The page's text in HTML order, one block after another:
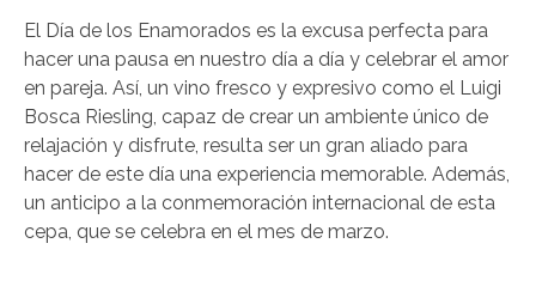
El Día de los Enamorados es la excusa perfecta para
hacer una pausa en nuestro día a día y celebrar el amor
en pareja. Así, un vino fresco y expresivo como el Luigi
Bosca Riesling, capaz de crear un ambiente único de
relajación y disfrute, resulta ser un gran aliado para
hacer de este día una experiencia memorable. Además,
un anticipo a la conmemoración internacional de esta
cepa, que se celebra en el mes de marzo.